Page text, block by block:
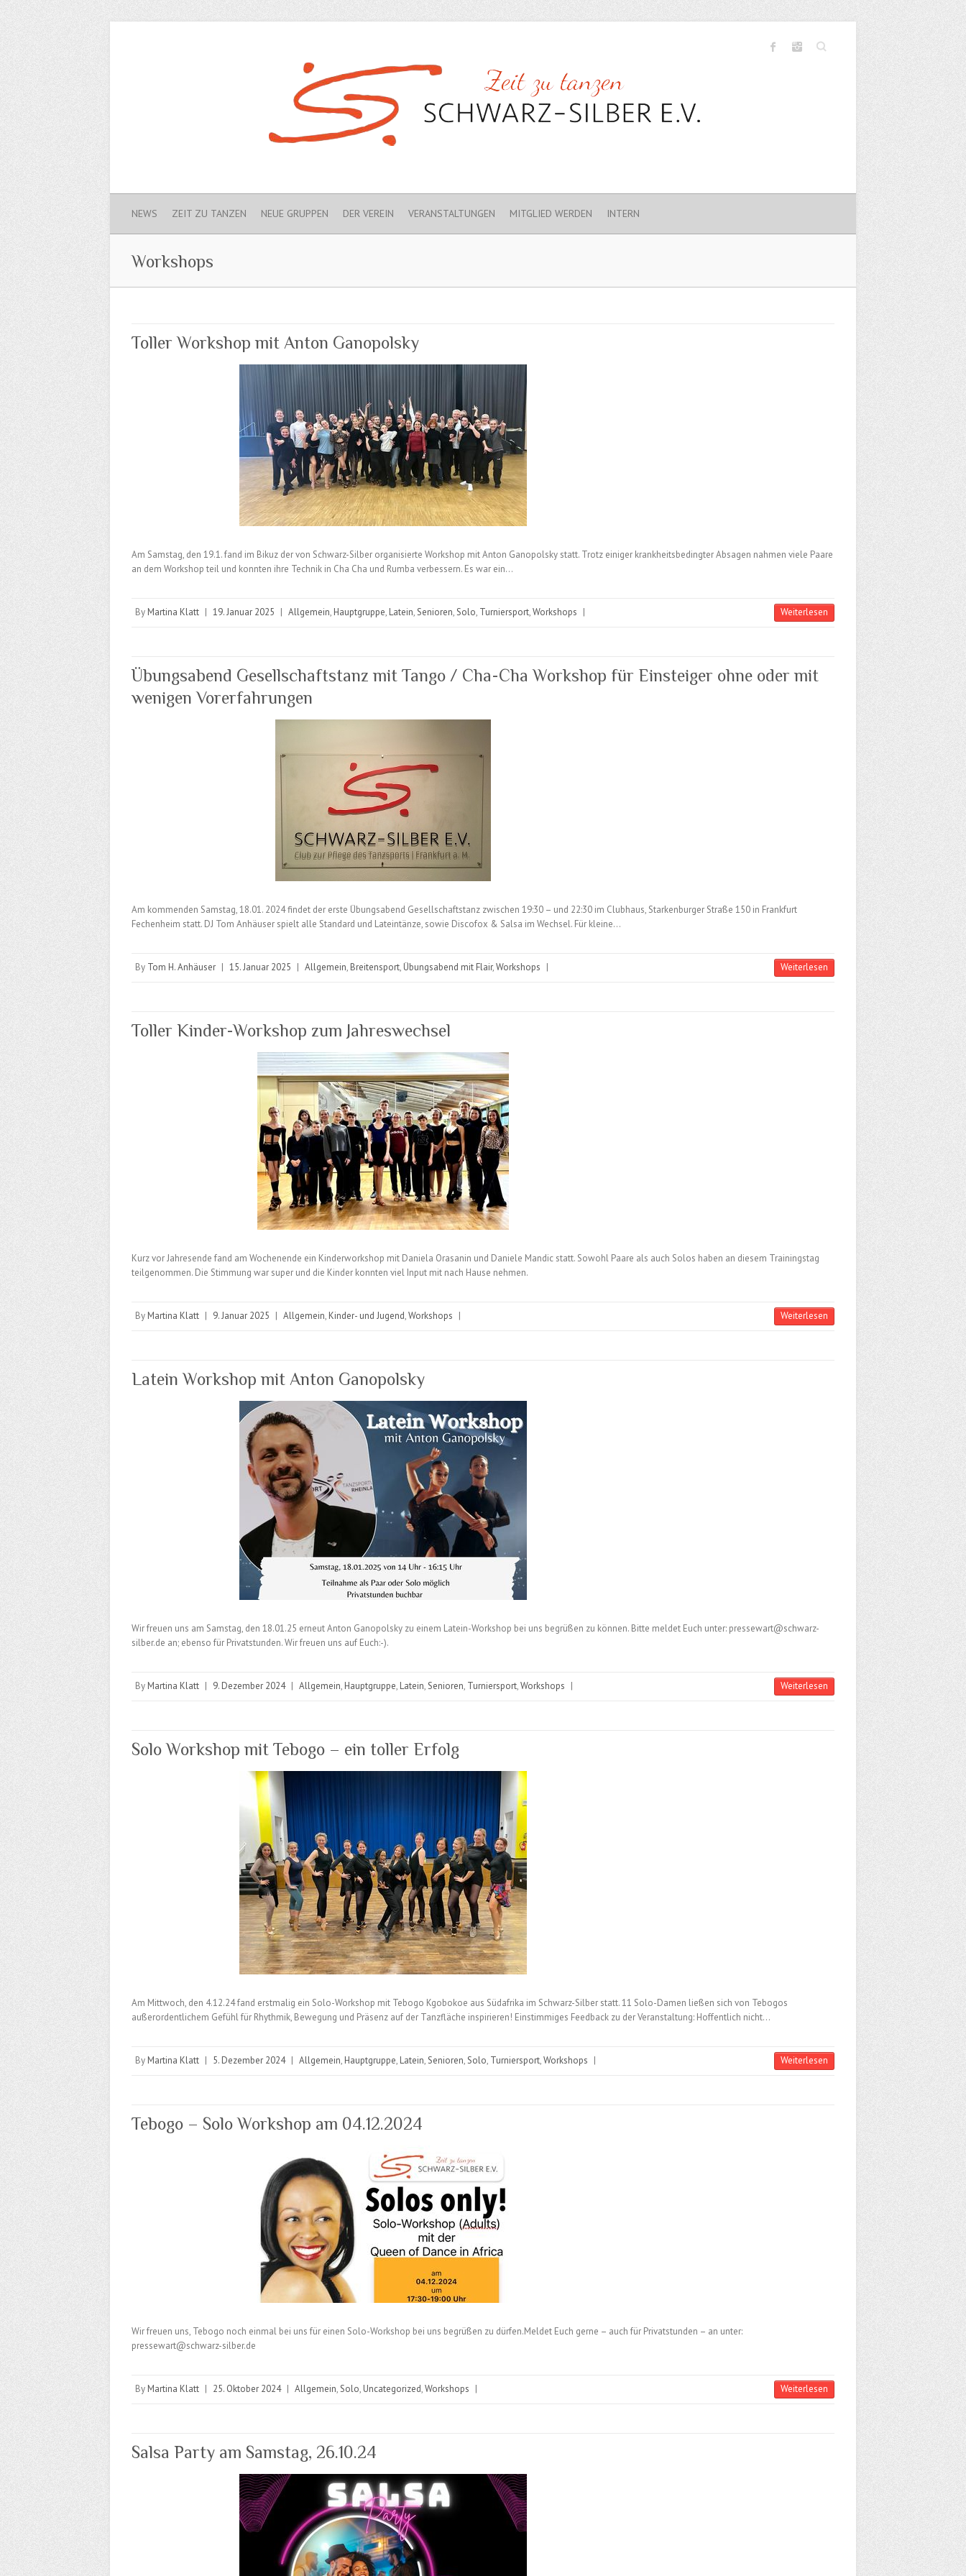
Search
NEWS ZEIT ZU TANZEN NEUE GRUPPEN DER VEREIN VERANSTALTUNGEN MITGLIED WERDEN INTERN
Workshops
Toller Workshop mit Anton Ganopolsky
Am Samstag, den 19.1. fand im Bikuz der von Schwarz-Silber organisierte Workshop mit Anton Ganopolsky statt. Trotz einiger krankheitsbedingter Absagen nahmen viele Paare
an dem Workshop teil und konnten ihre Technik in Cha Cha und Rumba verbessern. Es war ein…
By Martina Klatt | 19. Januar 2025 | Allgemein, Hauptgruppe, Latein,Senioren,Solo, Turniersport,Workshops | Weiterlesen
Übungsabend Gesellschaftstanz mit Tango / Cha-Cha Workshop für Einsteiger ohne oder mit
wenigen Vorerfahrungen
Am kommenden Samstag, 18.01. 2024 findet der erste Übungsabend Gesellschaftstanz zwischen 19:30 – und 22:30 im Clubhaus, Starkenburger Straße 150 in Frankfurt
Fechenheim statt. DJ Tom Anhäuser spielt alle Standard und Lateintänze, sowie Discofox & Salsa im Wechsel. Für kleine…
By Tom H. Anhäuser | 15. Januar 2025 | Allgemein, Breitensport, Übungsabend mit Flair,Workshops | Weiterlesen
Toller Kinder-Workshop zum Jahreswechsel
Kurz vor Jahresende fand am Wochenende ein Kinderworkshop mit Daniela Orasanin und Daniele Mandic statt. Sowohl Paare als auch Solos haben an diesem Trainingstag
teilgenommen. Die Stimmung war super und die Kinder konnten viel Input mit nach Hause nehmen.
By Martina Klatt | 9. Januar 2025 | Allgemein, Kinder- und Jugend,Workshops | Weiterlesen
Latein Workshop mit Anton Ganopolsky
Wir freuen uns am Samstag, den 18.01.25 erneut Anton Ganopolsky zu einem Latein-Workshop bei uns begrüßen zu können. Bitte meldet Euch unter: pressewart@schwarz-
silber.de an; ebenso für Privatstunden. Wir freuen uns auf Euch:-).
By Martina Klatt | 9. Dezember 2024 | Allgemein, Hauptgruppe, Latein,Senioren, Turniersport,Workshops | Weiterlesen
Solo Workshop mit Tebogo – ein toller Erfolg
Am Mittwoch, den 4.12.24 fand erstmalig ein Solo-Workshop mit Tebogo Kgobokoe aus Südafrika im Schwarz-Silber statt. 11 Solo-Damen ließen sich von Tebogos
außerordentlichem Gefühl für Rhythmik, Bewegung und Präsenz auf der Tanzfläche inspirieren! Einstimmiges Feedback zu der Veranstaltung: Hoffentlich nicht…
By Martina Klatt | 5. Dezember 2024 | Allgemein, Hauptgruppe, Latein,Senioren,Solo, Turniersport,Workshops | Weiterlesen
Tebogo – Solo Workshop am 04.12.2024
Wir freuen uns, Tebogo noch einmal bei uns für einen Solo-Workshop bei uns begrüßen zu dürfen.Meldet Euch gerne – auch für Privatstunden – an unter:
pressewart@schwarz-silber.de
By Martina Klatt | 25. Oktober 2024 | Allgemein,Solo, Uncategorized,Workshops | Weiterlesen
Salsa Party am Samstag, 26.10.24